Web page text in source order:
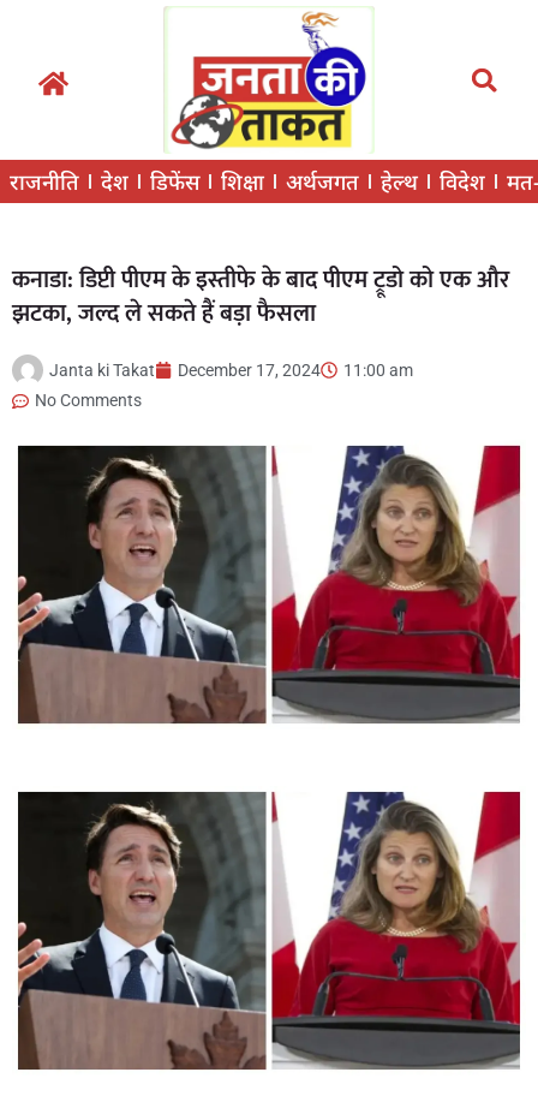
राजनीति देश डिफेंस शिक्षा अर्थजगत हेल्थ विदेश
कनाडा: डिप्टी पीएम के इस्तीफे के बाद पीएम ट्रूडो को एक और
झटका, जल्द ले सकते हैं बड़ा फैसला
Janta ki Takat December 17, 2024
11:00 am
No Comments